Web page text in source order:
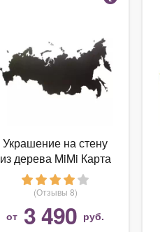
Украшение на стену
из дерева MiMi Карта
России Wall
Decoration Russia
Black 98х53 см
черный с городами
(Отзывы 8)
от 3 490 руб.